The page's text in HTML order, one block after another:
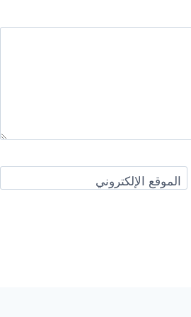
الموقع الإلكتروني